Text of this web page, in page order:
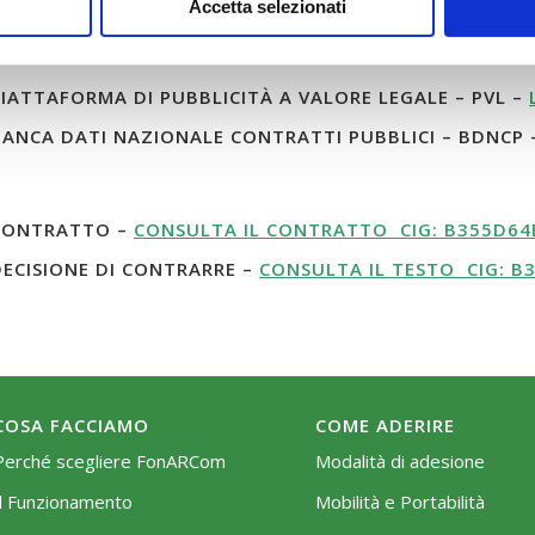
Accetta selezionati
DI PUBBLICITÀ A VALORE LEGALE – PVL –
DATI NAZIONALE CONTRATTI PUBBLICI – BDNCP
– CONSULTA IL CONTRATTO CIG:
DI CONTRARRE – CONSULTA IL TESTO CIG:
FACCIAMO
scegliere FonARCom
Funzionamento
COME ADERIRE
Modalità di adesione
Mobilità e Portabilità